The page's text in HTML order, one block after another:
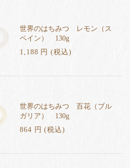
世界のはちみつ レモン（ス
ペイン） 130g
1,188 円 (税込)
世界のはちみつ 百花（ブル
ガリア） 130g
864 円 (税込)